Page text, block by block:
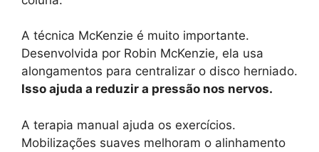
A técnica McKenzie é muito importante.
Desenvolvida por Robin McKenzie, ela usa
alongamentos para centralizar o disco herniado.
Isso ajuda a reduzir a pressão nos nervos.
A terapia manual ajuda os exercícios.
Mobilizações suaves melhoram o alinhamento